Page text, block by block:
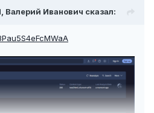
Валерий Иванович сказал: